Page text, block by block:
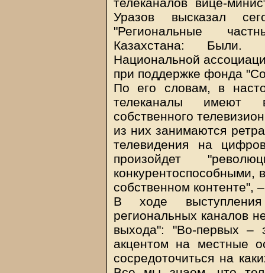
Уразов высказал
"Региональные
Казахстана: Были.
Национальной
при поддержке фонда
По его словам, в
телеканалы имеют
собственного
из них занимаются
телевидения на
произойдет
конкурентоспособными,
собственном контенте",
В ходе
региональных каналов
выхода": "Во-первых –
акцентом на местные
сосредоточиться на